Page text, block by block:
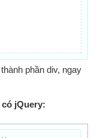
phần div, ngay
jQuery: